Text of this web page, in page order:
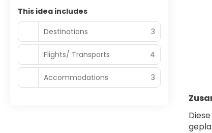
This idea includes
Destinations
3
Flights/ Transports 4
Accommodations 3